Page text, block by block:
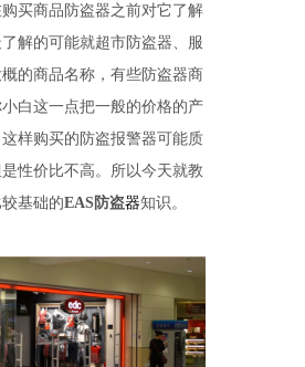
买商品防盗器之前对它了解
解的可能就超市防盗器、服
的商品名称，有些防盗器商
白这一点把一般的价格的产
样购买的防盗报警器可能质
性价比不高。所以今天就教
基础的EAS防盗器知识。